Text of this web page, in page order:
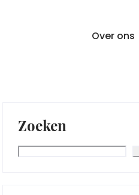
Over ons
Zoeken